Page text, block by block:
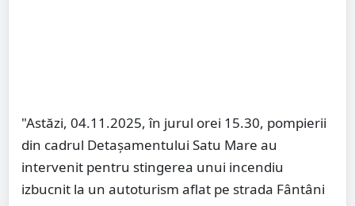
"Astăzi, 04.11.2025, în jurul orei 15.30, pompierii
din cadrul Detașamentului Satu Mare au
intervenit pentru stingerea unui incendiu
izbucnit la un autoturism aflat pe strada Fântâni